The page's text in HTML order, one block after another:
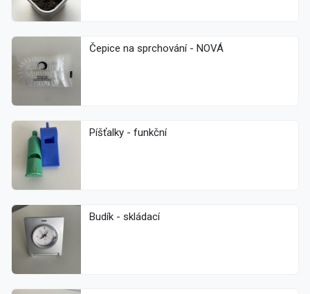
Čepice na sprchování - NOVÁ
Píšťalky - funkční
Budík - skládací